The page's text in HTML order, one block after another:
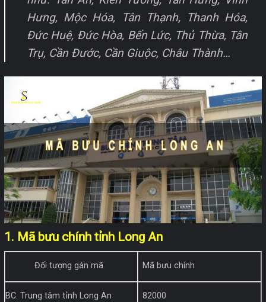
Hưng, Mộc Hóa, Tân Thạnh, Thanh Hóa,
Đức Huệ, Đức Hòa, Bến Lức, Thủ Thừa, Tân
Trụ, Cần Đước, Cần Giuộc, Châu Thành…
1. Mã bưu chính tỉnh Long An
Đối tượng gán mã Mã bưu chính
BC. Trung tâm tỉnh Long An 82000